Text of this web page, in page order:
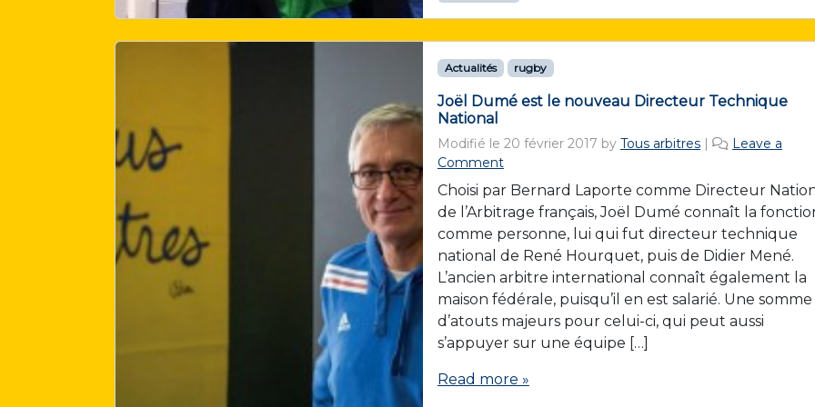
Actualités rugby
Joël Dumé est le nouveau Directeur Technique
National
Modifié le 20 février 2017 by Tous arbitres |
Leave a
Comment
Choisi par Bernard Laporte comme Directeur
de l’Arbitrage français, Joël Dumé connaît la
comme personne, lui qui fut directeur technique
national de René Hourquet, puis de Didier Mené.
L’ancien arbitre international connaît également la
maison fédérale, puisqu’il en est salarié. Une somme
d’atouts majeurs pour celui-ci, qui peut aussi
s’appuyer sur une équipe […]
Read more »